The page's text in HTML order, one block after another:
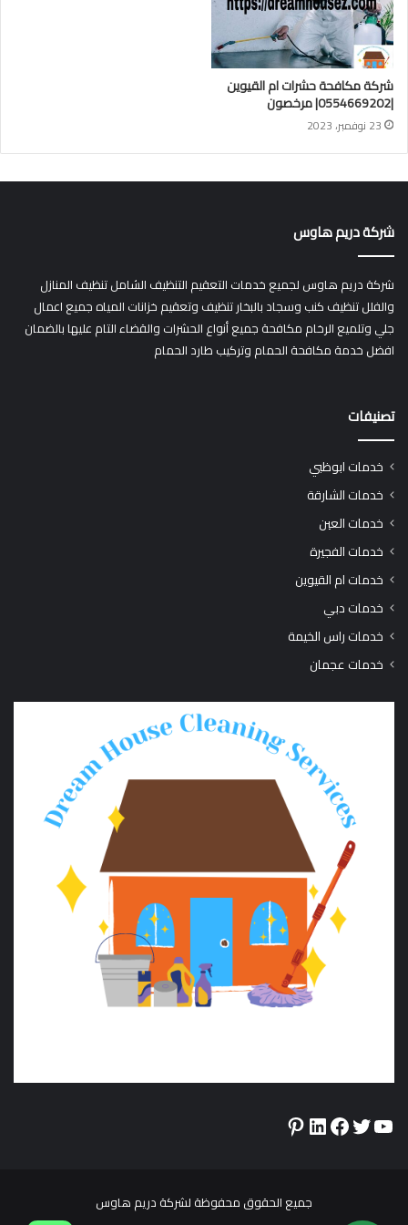
شركة مكافحة حشرات ام القيوين
|0554669202| مرخصون
23 نوفمبر، 2023
شركة دريم هاوس
شركة دريم هاوس لجميع خدمات التعقيم التنظيف الشامل تنظيف المنازل
والفلل تنظيف كنب وسجاد بالبخار تنظيف وتعقيم خزانات المياه جميع اعمال
جلي وتلميع الرخام مكافحة جميع أنواع الحشرات والقضاء التام عليها بالضمان
افضل خدمة مكافحة الحمام وتركيب طارد الحمام
تصنيفات
خدمات ابوظبي
خدمات الشارقة
خدمات العين
خدمات الفجيرة
خدمات ام القيوين
خدمات دبي
خدمات راس الخيمة
خدمات عجمان
YouTube
Twitter
Facebook
LinkedIn
Pinterest
جميع الحقوق محفوظة لشركة دريم هاوس